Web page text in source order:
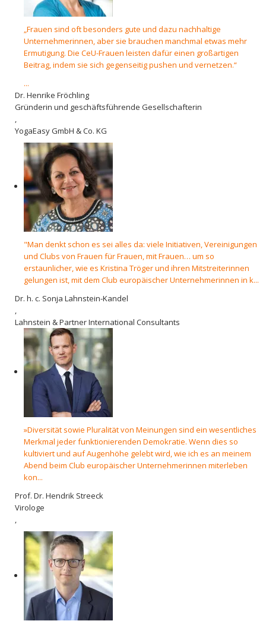
„Frauen sind oft­ besonders gute und dazu nachhaltige
Unternehmerinnen, aber sie brauchen manchmal etwas mehr
Ermutigung. Die CeU-Frauen leisten dafür einen großartigen
Beitrag, indem sie sich gegenseitig pushen und vernetzen.“
...
Dr. Henrike Fröchling
Gründerin und geschäftsführende Gesellschafterin
,
YogaEasy GmbH & Co. KG
"Man denkt schon es sei alles da: viele Initiativen, Vereinigungen
und Clubs von Frauen für Frauen, mit Frauen… um so
erstaunlicher, wie es Kristina Tröger und ihren Mitstreiterinnen
gelungen ist, mit dem Club europäischer Unternehmerinnen in k...
Dr. h. c. Sonja Lahnstein-Kandel
,
Lahnstein & Partner International Consultants
»Diversität sowie Pluralität von Meinungen sind ein wesentliches
Merkmal jeder funktionierenden Demokratie. Wenn dies so
kultiviert und auf Augenhöhe gelebt wird, wie ich es an meinem
Abend beim Club europäischer Unternehmerinnen miterleben
kon...
Prof. Dr. Hendrik Streeck
Virologe
,